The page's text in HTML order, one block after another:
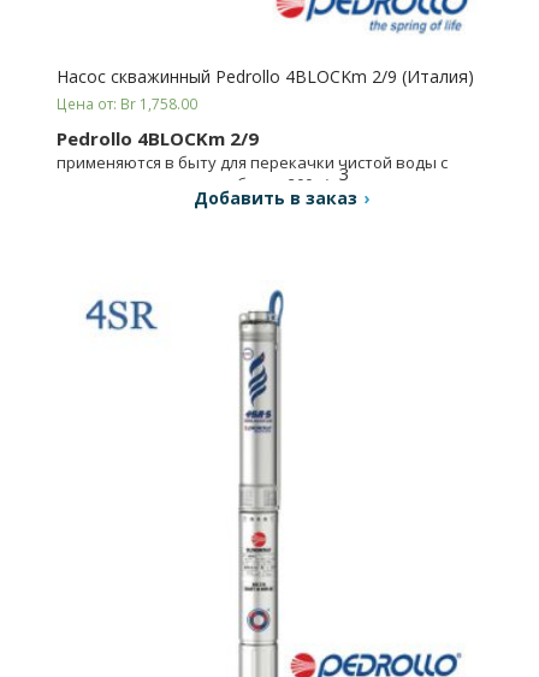
Насос скважинный Pedrollo 4BLOCKm 2/9 (Италия)
Цена от: Br 1,758.00
Pedrollo 4BLOCKm 2/9
применяются в быту для перекачки чистой воды с
содержанием песка не более 200 г/м3
Добавить в заказ